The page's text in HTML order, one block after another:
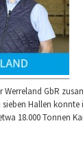
Werreland GbR
Hallen konnte
18.000 Tonnen